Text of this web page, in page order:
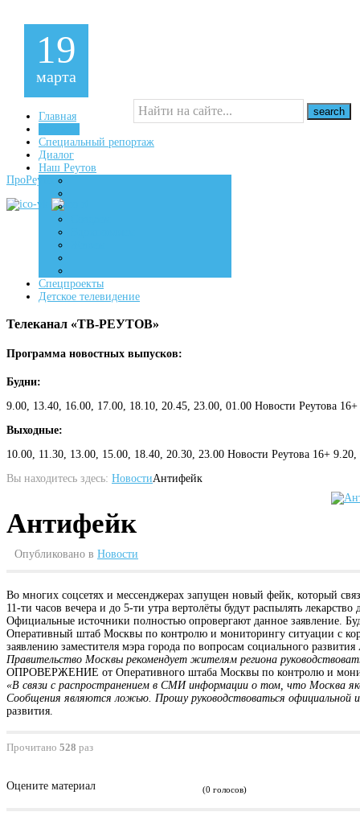
16+
ПроРеутов
Главная
Специальный репортаж
Диалог
Наш Реутов
Спецпроекты
Детское телевидение
Телеканал «ТВ-РЕУТОВ»
Программа новостных выпусков:
Будни:
9.00, 13.40, 16.00, 17.00, 18.10, 20.45, 23.00, 01.00 Новости Реутова
Выходные:
10.00, 11.30, 13.00, 15.00, 18.40, 20.30, 23.00 Новости Реутова 16+
Вы находитесь здесь: НовостиАнтифейк
19
марта
Антифейк
Опубликовано в Новости
Во многих соцсетях и мессенджерах запущен новый фейк, который
11-ти часов вечера и до 5-ти утра вертолёты будут распылять
Официальные источники полностью опровергают данное заявление.
Оперативный штаб Москвы по контролю и мониторингу ситуации с
заявлению заместителя мэра города по вопросам социального
Правительство Москвы рекомендует жителям региона
ОПРОВЕРЖЕНИЕ от Оперативного штаба Москвы по контролю и
«В связи с распространением в СМИ информации о том, что Москва
Сообщения являются ложью. Прошу руководствоваться официальной
развития.
Прочитано 528 раз
Оцените материал (0 голосов)